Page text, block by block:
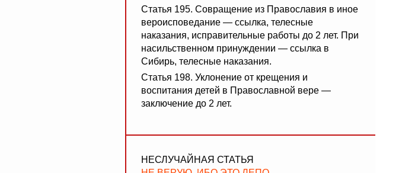
Статья 195. Совращение из Православия в иное
вероисповедание — ссылка, телесные
наказания, исправительные работы до 2 лет. При
насильственном принуждении — ссылка в
Сибирь, телесные наказания.
Статья 198. Уклонение от крещения и
воспитания детей в Православной вере —
заключение до 2 лет.
НЕСЛУЧАЙНАЯ СТАТЬЯ